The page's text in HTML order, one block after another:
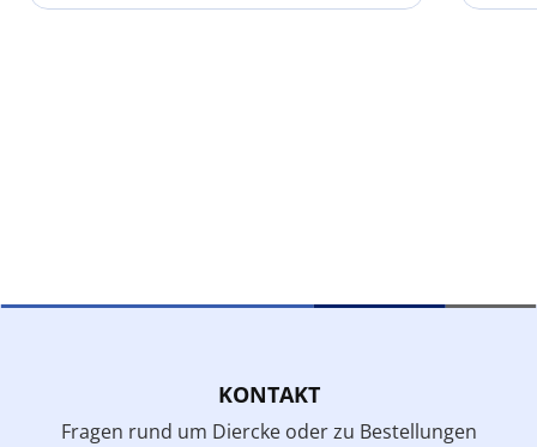
KONTAKT
Fragen rund um Diercke oder zu Bestellungen